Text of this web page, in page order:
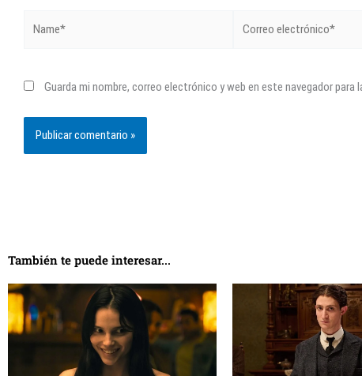
electrónico*
Guarda mi nombre, correo electrónico y web en este navegador para
También te puede interesar...